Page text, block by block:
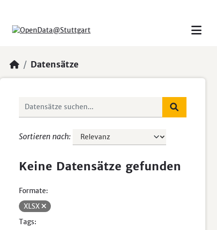
Datensätze
Sortieren nach
Keine Datensätze gefunden
Formate:
XLSX
Tags: